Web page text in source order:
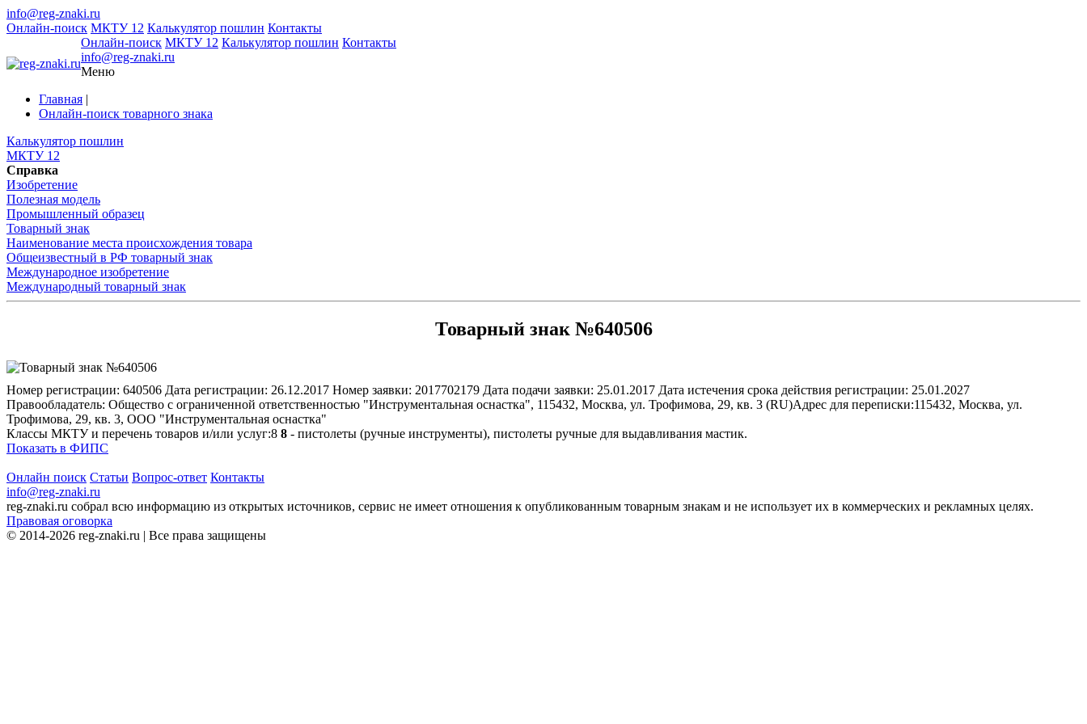
info@reg-znaki.ru
Онлайн-поиск МКТУ 12 Калькулятор пошлин Контакты
Онлайн-поиск МКТУ 12 Калькулятор пошлин Контакты
info@reg-znaki.ru
Меню
Главная |
Онлайн-поиск товарного знака
Калькулятор пошлин
МКТУ 12
Справка
Изобретение
Полезная модель
Промышленный образец
Товарный знак
Наименование места происхождения товара
Общеизвестный в РФ товарный знак
Международное изобретение
Международный товарный знак
Товарный знак №640506
Номер регистрации: 640506 Дата регистрации: 26.12.2017 Номер заявки: 2017702179 Дата подачи заявки: 25.01.2017 Дата истечения срока действия регистрации: 25.01.2027
Правообладатель: Общество с ограниченной ответственностью "Инструментальная оснастка", 115432, Москва, ул. Трофимова, 29, кв. 3 (RU)Адрес для переписки:115432, Москва, ул.
Трофимова, 29, кв. 3, ООО "Инструментальная оснастка"
Классы МКТУ и перечень товаров и/или услуг:8 8 - пистолеты (ручные инструменты), пистолеты ручные для выдавливания мастик.
Показать в ФИПС
Онлайн поиск Статьи Вопрос-ответ Контакты
info@reg-znaki.ru
reg-znaki.ru собрал всю информацию из открытых источников, сервис не имеет отношения к опубликованным товарным знакам и не использует их в коммерческих и рекламных целях.
Правовая оговорка
© 2014-2026 reg-znaki.ru | Все права защищены